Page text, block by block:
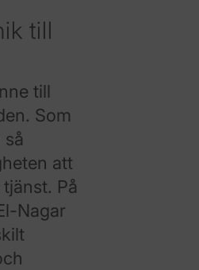
till
till
Som
att
På
Nagar